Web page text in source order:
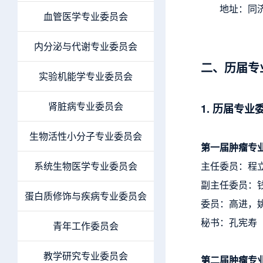
血管医学专业委员会
内分泌与代谢专业委员会
实验机能学专业委员会
肾脏病专业委员会
生物活性小分子专业委员会
系统生物医学专业委员会
蛋白质修饰与疾病专业委员会
青年工作委员会
教学研究专业委员会
地址：同
二、历届
1. 历届专业
第一届肿瘤专
主任委员：程
副主任委员：
委员：高进，
秘书：孔宪寿
第二届肿瘤专